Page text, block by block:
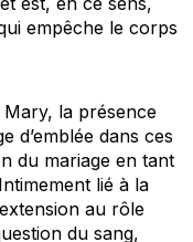
empêche le corps
Mary, la présence
d’emblée dans ces
du mariage en tant
lié à la
au rôle
du sang,